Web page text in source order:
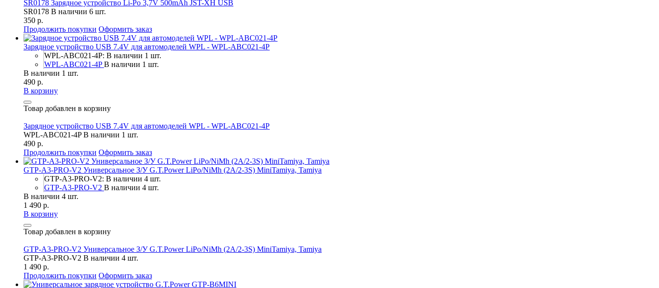
SR0178 Зарядное устройство Li-Po 3,7V 500mAh JST-XH USB
SR0178 В наличии 6 шт.
350 р.
Продолжить покупки Оформить заказ
Зарядное устройство USB 7.4V для автомоделей WPL - WPL-ABC021-4P
WPL-ABC021-4P: В наличии 1 шт.
WPL-ABC021-4PВ наличии 1 шт.
В наличии 1 шт.
490 р.
В корзину
Товар добавлен в корзину
Зарядное устройство USB 7.4V для автомоделей WPL - WPL-ABC021-4P
WPL-ABC021-4P В наличии 1 шт.
490 р.
Продолжить покупки Оформить заказ
GTP-A3-PRO-V2 Универсальное З/У G.T.Power LiPo/NiMh (2A/2-3S) MiniTamiya, Tamiya
GTP-A3-PRO-V2: В наличии 4 шт.
GTP-A3-PRO-V2 В наличии 4 шт.
В наличии 4 шт.
1 490 р.
В корзину
Товар добавлен в корзину
GTP-A3-PRO-V2 Универсальное З/У G.T.Power LiPo/NiMh (2A/2-3S) MiniTamiya, Tamiya
GTP-A3-PRO-V2 В наличии 4 шт.
1 490 р.
Продолжить покупки Оформить заказ